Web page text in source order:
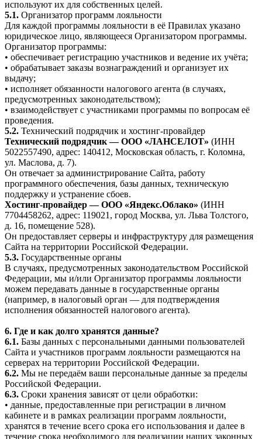
используют их для собственных целей.
5.1. Организатор программ лояльности
Для каждой программы лояльности в её Правилах указано
юридическое лицо, являющееся Организатором программы.
Организатор программы:
• обеспечивает регистрацию участников и ведение их учёта;
• обрабатывает заказы вознаграждений и организует их
выдачу;
• исполняет обязанности налогового агента (в случаях,
предусмотренных законодательством);
• взаимодействует с участниками программы по вопросам её
проведения.
5.2. Технический подрядчик и хостинг-провайдер
Технический подрядчик — ООО «ЛАНСЕЛОТ» (ИНН
5022557490, адрес: 140412, Московская область, г. Коломна,
ул. Маслова, д. 7).
Он отвечает за администрирование Сайта, работу
программного обеспечения, базы данных, техническую
поддержку и устранение сбоев.
Хостинг-провайдер — ООО «Яндекс.Облако» (ИНН
7704458262, адрес: 119021, город Москва, ул. Льва Толстого,
д. 16, помещение 528).
Он предоставляет серверы и инфраструктуру для размещения
Сайта на территории Российской Федерации.
5.3. Государственные органы
В случаях, предусмотренных законодательством Российской
Федерации, мы и/или Организатор программы лояльности
можем передавать данные в государственные органы
(например, в налоговый орган — для подтверждения
исполнения обязанностей налогового агента).
6. Где и как долго хранятся данные?
6.1. Базы данных с персональными данными пользователей
Сайта и участников программ лояльности размещаются на
серверах на территории Российской Федерации.
6.2. Мы не передаём ваши персональные данные за пределы
Российской Федерации.
6.3. Сроки хранения зависят от цели обработки:
• данные, предоставленные при регистрации в личном
кабинете и в рамках реализации программ лояльности,
хранятся в течение всего срока его использования и далее в
течение срока необходимого для реализации наших законных